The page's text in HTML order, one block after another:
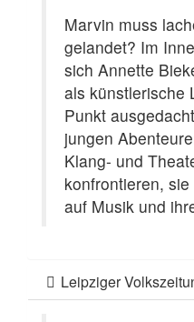
Marvin muss
gelandet? Im
sich Annette
als künstlerische
Punkt
jungen
Klang- und
konfrontieren,
auf Musik und
Leipziger